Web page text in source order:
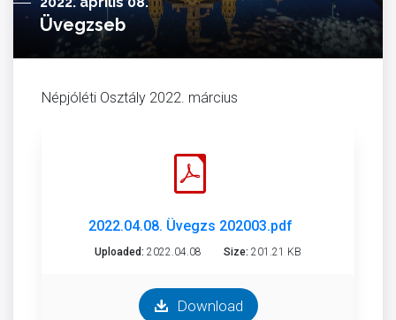
Üvegzseb
Népjóléti Osztály 2022. március
2022.04.08. Üvegzs 202003.pdf
Uploaded: 2022.04.08 Size: 201.21 KB
Download